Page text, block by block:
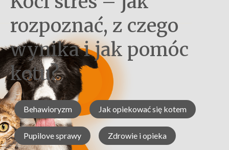
rozpoznać, z czego
wynika i jak pomóc
kotu?
Behawioryzm Jak opiekować się kotem
Pupilove sprawy Zdrowie i opieka